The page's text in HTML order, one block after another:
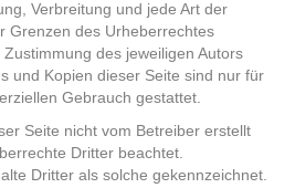
Verbreitung und jede Art der
Grenzen des Urheberrechtes
des jeweiligen Autors
und Kopien dieser Seite sind nur für
Gebrauch gestattet.
Seite nicht vom Betreiber erstellt
Dritter beachtet.
Dritter als solche gekennzeichnet.